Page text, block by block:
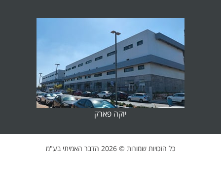
יוקה פארק
כל הזכויות שמורות © 2026 הדבר האמיתי בע"מ